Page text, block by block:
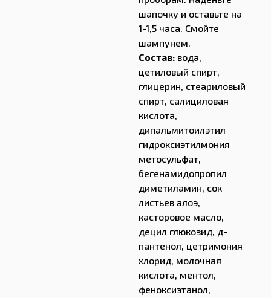
шапочку и оставьте на
1-1,5 часа. Смойте
шампунем.
Состав: вода,
цетиловый спирт,
глицерин, стеариловый
спирт, салициловая
кислота,
дипальмитоилэтил
гидроксиэтилмония
метосульфат,
бегенамидопропил
диметиламин, сок
листьев алоэ,
касторовое масло,
децил глюкозид, д-
пантенол, цетримония
хлорид, молочная
кислота, ментол,
феноксиэтанол,